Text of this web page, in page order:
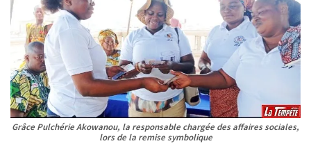
Grâce Pulchérie Akowanou, la responsable chargée des affaires sociales,
lors de la remise symbolique